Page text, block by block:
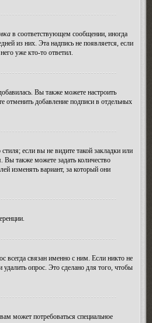
в соответствующем сообщении, иногда
из них. Эта надпись не появляется, если
уже кто-то ответил.
Вы также можете настроить
добавление подписи в отдельных
если вы не видите такой закладки или
Вы также можете задать количество
изменять вариант, за который они
всегда связан именно с ним. Если никто не
опрос. Это сделано для того, чтобы
может потребоваться специальное